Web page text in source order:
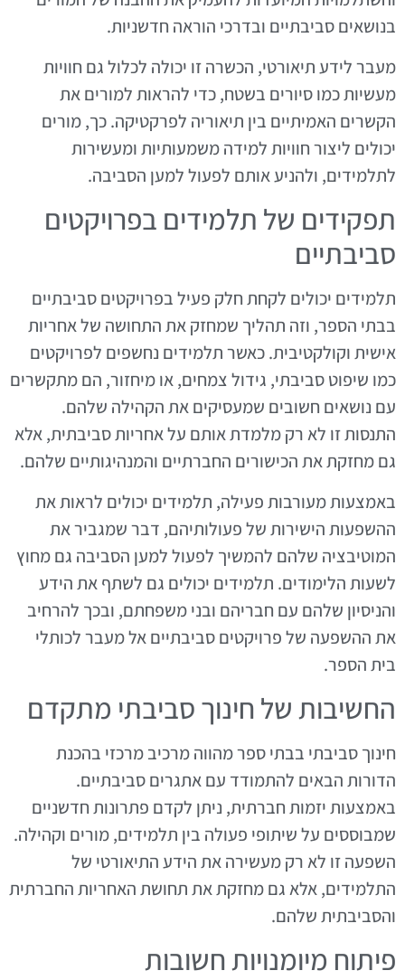
בנושאים סביבתיים ובדרכי הוראה חדשניות.
מעבר לידע תיאורטי, הכשרה זו יכולה לכלול גם חוויות
מעשיות כמו סיורים בשטח, כדי להראות למורים את
הקשרים האמיתיים בין תיאוריה לפרקטיקה. כך, מורים
יכולים ליצור חוויות למידה משמעותיות ומעשירות
לתלמידים, ולהניע אותם לפעול למען הסביבה.
תפקידים של תלמידים בפרויקטים
סביבתיים
תלמידים יכולים לקחת חלק פעיל בפרויקטים סביבתיים
בבתי הספר, וזה תהליך שמחזק את התחושה של אחריות
אישית וקולקטיבית. כאשר תלמידים נחשפים לפרויקטים
כמו שיפוט סביבתי, גידול צמחים, או מיחזור, הם מתקשרים
עם נושאים חשובים שמעסיקים את הקהילה שלהם.
התנסות זו לא רק מלמדת אותם על אחריות סביבתית, אלא
גם מחזקת את הכישורים החברתיים והמנהיגותיים שלהם.
באמצעות מעורבות פעילה, תלמידים יכולים לראות את
ההשפעות הישירות של פעולותיהם, דבר שמגביר את
המוטיבציה שלהם להמשיך לפעול למען הסביבה גם מחוץ
לשעות הלימודים. תלמידים יכולים גם לשתף את הידע
והניסיון שלהם עם חבריהם ובני משפחתם, ובכך להרחיב
את ההשפעה של פרויקטים סביבתיים אל מעבר לכותלי
בית הספר.
החשיבות של חינוך סביבתי מתקדם
חינוך סביבתי בבתי ספר מהווה מרכיב מרכזי בהכנת
הדורות הבאים להתמודד עם אתגרים סביבתיים.
באמצעות יזמות חברתית, ניתן לקדם פתרונות חדשניים
שמבוססים על שיתופי פעולה בין תלמידים, מורים וקהילה.
השפעה זו לא רק מעשירה את הידע התיאורטי של
התלמידים, אלא גם מחזקת את תחושת האחריות החברתית
והסביבתית שלהם.
פיתוח מיומנויות חשובות